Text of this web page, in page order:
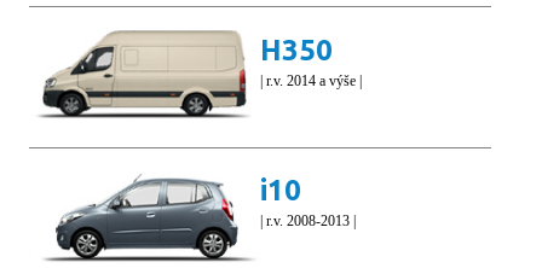
H350
| r.v. 2014 a výše |
i10
| r.v. 2008-2013 |